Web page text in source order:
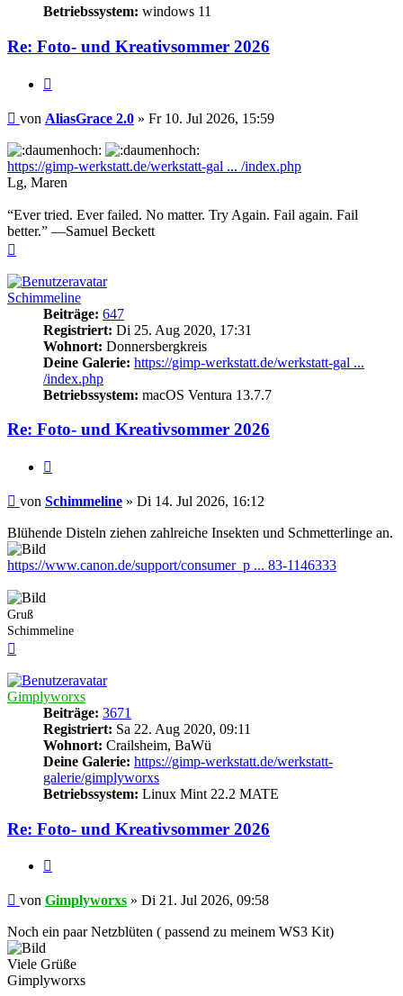
Betriebssystem: windows 11
Re: Foto- und Kreativsommer 2026
Beitrag
von AliasGrace 2.0 » Fr 10. Jul 2026, 15:59
https://gimp-werkstatt.de/werkstatt-gal ... /index.php
Lg, Maren
“Ever tried. Ever failed. No matter. Try Again. Fail again. Fail
better.” —Samuel Beckett
Schimmeline
Beiträge: 647
Registriert: Di 25. Aug 2020, 17:31
Wohnort: Donnersbergkreis
Deine Galerie: https://gimp-werkstatt.de/werkstatt-gal ...
/index.php
Betriebssystem: macOS Ventura 13.7.7
Re: Foto- und Kreativsommer 2026
Beitrag
von Schimmeline » Di 14. Jul 2026, 16:12
Blühende Disteln ziehen zahlreiche Insekten und Schmetterlinge an.
https://www.canon.de/support/consumer_p ... 83-1146333
Gruß
Schimmeline
Gimplyworxs
Beiträge: 3671
Registriert: Sa 22. Aug 2020, 09:11
Wohnort: Crailsheim, BaWü
Deine Galerie: https://gimp-werkstatt.de/werkstatt-
galerie/gimplyworxs
Betriebssystem: Linux Mint 22.2 MATE
Re: Foto- und Kreativsommer 2026
Beitrag
von Gimplyworxs » Di 21. Jul 2026, 09:58
Noch ein paar Netzblüten ( passend zu meinem WS3 Kit)
Viele Grüße
Gimplyworxs